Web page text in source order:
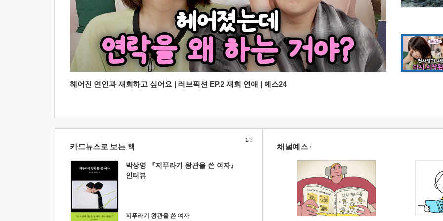
헤어진 연인과 재회하고 싶어요 | 러브픽션 EP.2 재회 연애 | 예스24
카드뉴스로 보는 책
박상영 『지푸라기 왕관을 쓴 여자』
인터뷰
지푸라기 왕관을 쓴 여자
1/3
채널예스